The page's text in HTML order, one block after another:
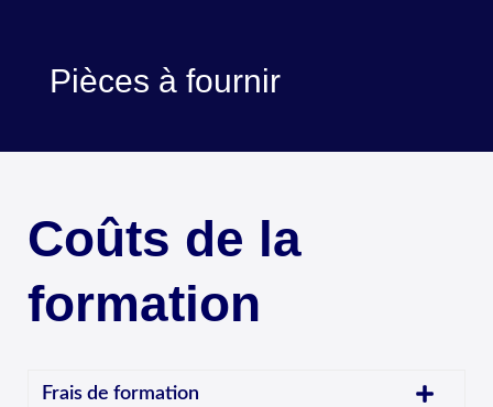
Pièces à fournir
Coûts de la
formation
Frais de formation